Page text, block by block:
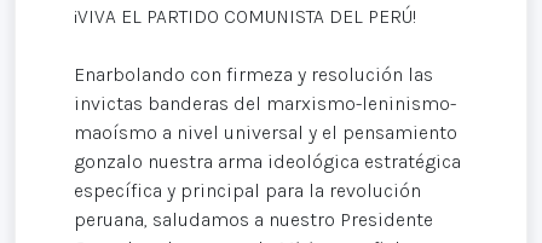
¡VIVA EL PARTIDO COMUNISTA DEL PERÚ!
Enarbolando con firmeza y resolución las
invictas banderas del marxismo-leninismo-
maoísmo a nivel universal y el pensamiento
gonzalo nuestra arma ideológica estratégica
específica y principal para la revolución
peruana, saludamos a nuestro Presidente